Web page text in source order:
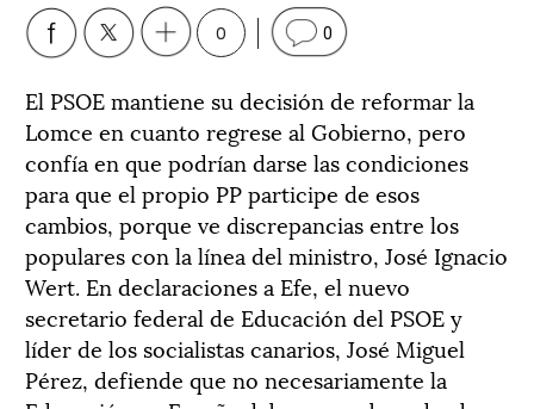
0 0
El PSOE mantiene su decisión de reformar la
Lomce en cuanto regrese al Gobierno, pero
confía en que podrían darse las condiciones
para que el propio PP participe de esos
cambios, porque ve discrepancias entre los
populares con la línea del ministro, José Ignacio
Wert. En declaraciones a Efe, el nuevo
secretario federal de Educación del PSOE y
líder de los socialistas canarios, José Miguel
Pérez, defiende que no necesariamente la